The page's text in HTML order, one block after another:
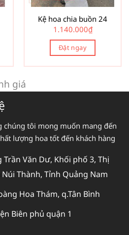
Kệ hoa chia buồn 24
1.140.000₫
Đặt ngay
giá
chúng tôi mong muốn mang đến
lượng hoa tốt đến khách hàng
Văn Dư, Khối phố 3, Thị
Thành, Tỉnh Quảng Nam
Hoa Thám, q.Tân Bình
Biên phủ quận 1